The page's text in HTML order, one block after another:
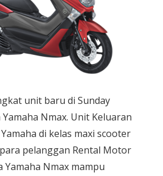
unit baru di Sunday
Nmax. Unit Keluaran
di kelas maxi scooter
pelanggan Rental Motor
Yamaha Nmax mampu